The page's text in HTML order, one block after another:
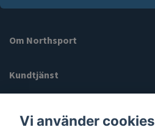
Om Northsport
Kundtjänst
Vi använder cookies